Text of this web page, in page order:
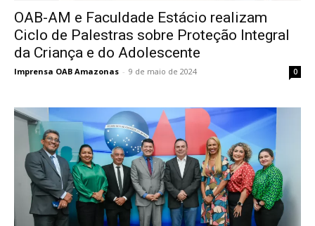
OAB-AM e Faculdade Estácio realizam
Ciclo de Palestras sobre Proteção Integral
da Criança e do Adolescente
Imprensa OAB Amazonas - 9 de maio de 2024 0